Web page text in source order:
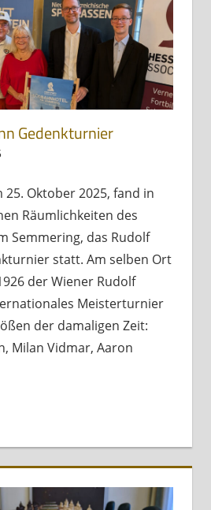
Gedenkturnier
25. Oktober 2025, fand in
Räumlichkeiten des
Semmering, das Rudolf
statt. Am selben Ort
der Wiener Rudolf
Meisterturnier
der damaligen Zeit:
Milan Vidmar, Aaron